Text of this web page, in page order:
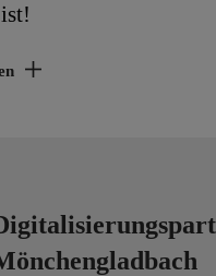
Anforderungen an
Kenntnisse der Service-